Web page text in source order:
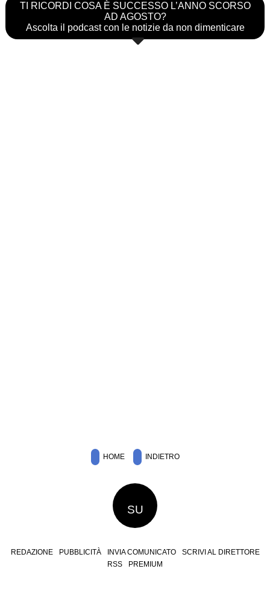
TI RICORDI COSA È SUCCESSO L’ANNO SCORSO
AD AGOSTO?
Ascolta il podcast con le notizie da non dimenticare
HOME INDIETRO
SU
REDAZIONE PUBBLICITÀ INVIA COMUNICATO
SCRIVI AL DIRETTORE
RSS
PREMIUM